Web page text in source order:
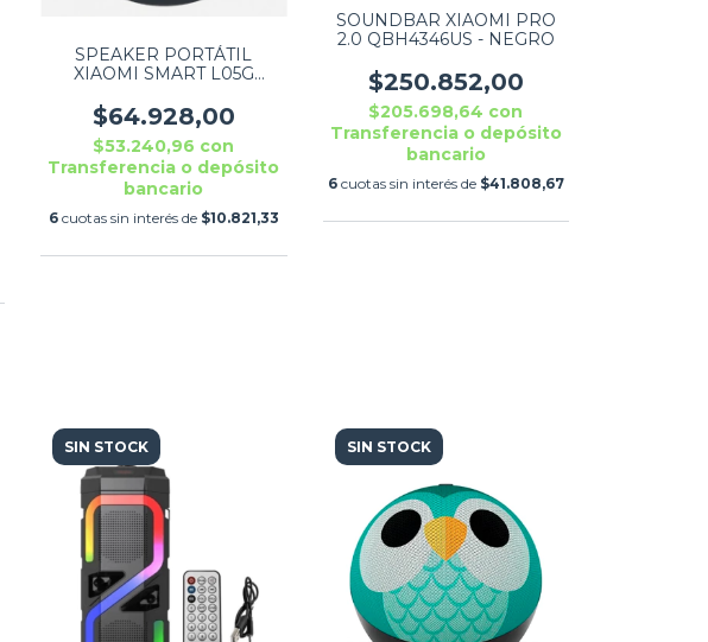
SPEAKER PORTÁTIL
XIAOMI SMART L05G
NEGRO
$64.928,00
$53.240,96 con
Transferencia o depósito
bancario
6 cuotas sin interés de $10.821,33
SOUNDBAR XIAOMI PRO
2.0 QBH4346US - NEGRO
$250.852,00
$205.698,64 con
Transferencia o depósito
bancario
6 cuotas sin interés de $41.808,67
SIN STOCK SIN STOCK